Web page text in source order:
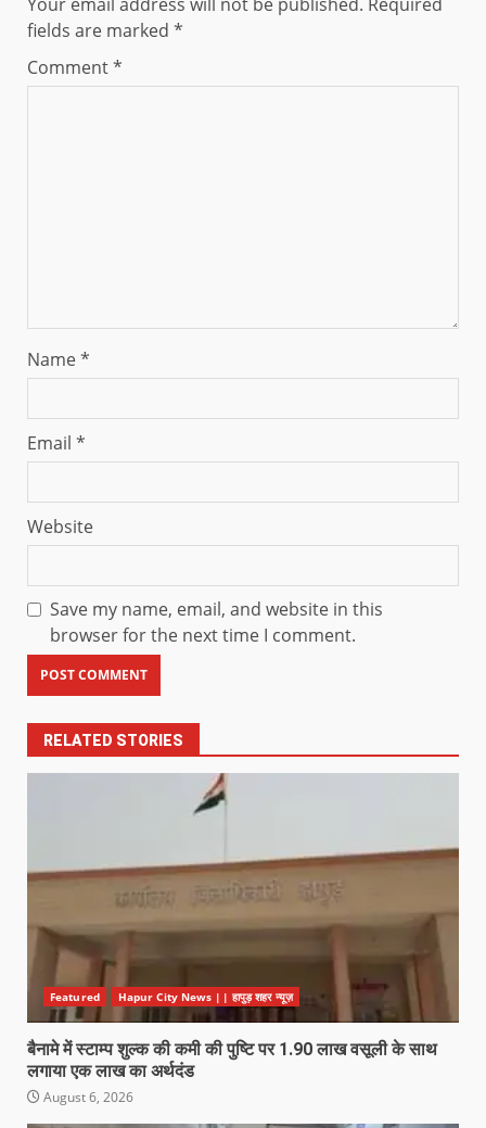
fields are marked *
Comment*
Name*
Email *
Website
Save my name, email, and website in this
browser for the next time I comment.
RELATED STORIES
Featured Hapur City News || हापुड़ शहर न्यूज़
बैनामे में स्टाम्प शुल्क की कमी की पुष्टि पर 1.90 लाख वसूली के साथ
लगाया एक लाख का अर्थदंड
August 6, 2026